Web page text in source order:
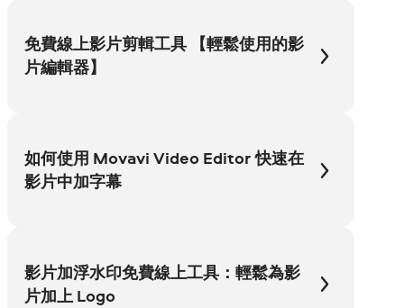
免費線上影片剪輯工具 【輕鬆使用的影
片編輯器】
如何使用 Movavi Video Editor 快速在
影片中加字幕
影片加浮水印免費線上工具：輕鬆為影
片加上 Logo